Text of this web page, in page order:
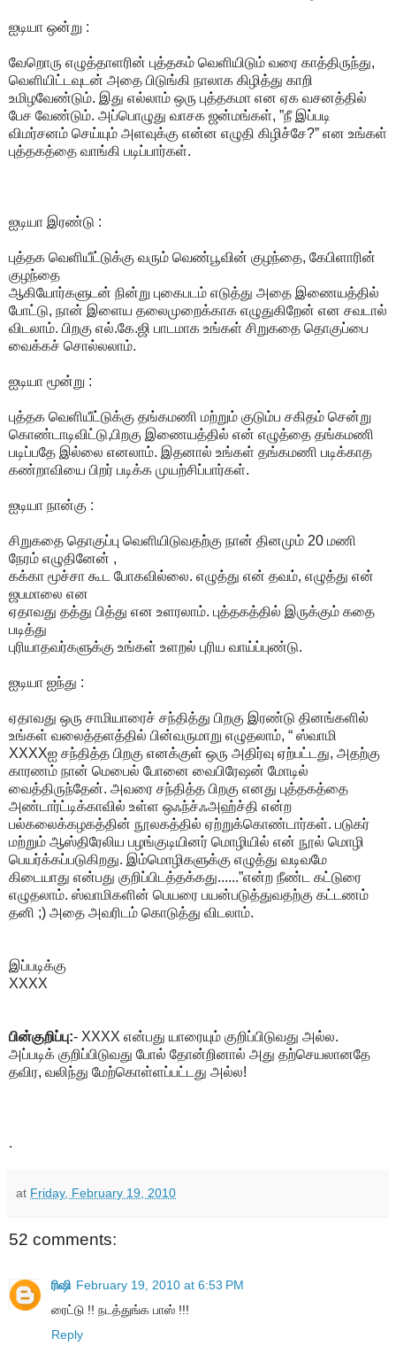
ஐடியா ஒன்று :
வேறொரு எழுத்தாளரின் புத்தகம் வெளியிடும் வரை காத்திருந்து,
வெளியிட்டவுடன் அதை பிடுங்கி நாலாக கிழித்து காறி
உமிழவேண்டும். இது எல்லாம் ஒரு புத்தகமா என ஏக வசனத்தில்
பேச வேண்டும். அப்பொழுது வாசக ஜன்மங்கள், ”நீ இப்படி
விமர்சனம் செய்யும் அளவுக்கு என்ன எழுதி கிழிச்சே?” என உங்கள்
புத்தகத்தை வாங்கி படிப்பார்கள்.
ஐடியா இரண்டு :
புத்தக வெளியீட்டுக்கு வரும் வெண்பூவின் குழந்தை, கேபிளாரின்
குழந்தை
ஆகியோர்களுடன் நின்று புகைபடம் எடுத்து அதை இணையத்தில்
போட்டு, நான் இளைய தலைமுறைக்காக எழுதுகிறேன் என சவடால்
விடலாம். பிறகு எல்.கே.ஜி பாடமாக உங்கள் சிறுகதை தொகுப்பை
வைக்கச் சொல்லலாம்.
ஐடியா மூன்று :
புத்தக வெளியீட்டுக்கு தங்கமணி மற்றும் குடும்ப சகிதம் சென்று
கொண்டாடிவிட்டு,பிறகு இணையத்தில் என் எழுத்தை தங்கமணி
படிப்பதே இல்லை எனலாம். இதனால் உங்கள் தங்கமணி படிக்காத
கண்றாவியை பிறர் படிக்க முயற்சிப்பார்கள்.
ஐடியா நான்கு :
சிறுகதை தொகுப்பு வெளியிடுவதற்கு நான் தினமும் 20 மணி
நேரம் எழுதினேன் ,
கக்கா மூச்சா கூட போகவில்லை. எழுத்து என் தவம், எழுத்து என்
ஜபமாலை என
ஏதாவது தத்து பித்து என உளரலாம். புத்தகத்தில் இருக்கும் கதை
படித்து
புரியாதவர்களுக்கு உங்கள் உளறல் புரிய வாய்ப்புண்டு.
ஐடியா ஐந்து :
ஏதாவது ஒரு சாமியாரைச் சந்தித்து பிறகு இரண்டு தினங்களில்
உங்கள் வலைத்தளத்தில் பின்வருமாறு எழுதலாம், “ ஸ்வாமி
XXXXஐ சந்தித்த பிறகு எனக்குள் ஒரு அதிர்வு ஏற்பட்டது, அதற்கு
காரணம் நான் மெபைல் போனை வைபிரேஷன் மோடில்
வைத்திருந்தேன். அவரை சந்தித்த பிறகு எனது புத்தகத்தை
அண்டார்ட்டிக்காவில் உள்ள ஒஃந்ச்ஃஅஹ்ச்தி என்ற
பல்கலைக்கழகத்தின் நூலகத்தில் ஏற்றுக்கொண்டார்கள். படுகர்
மற்றும் ஆஸ்திரேலிய பழங்குடியினர் மொழியில் என் நூல் மொழி
பெயர்க்கப்படுகிறது. இம்மொழிகளுக்கு எழுத்து வடிவமே
கிடையாது என்பது குறிப்பிடத்தக்கது......”என்ற நீண்ட கட்டுரை
எழுதலாம். ஸ்வாமிகளின் பெயரை பயன்படுத்துவதற்கு கட்டணம்
தனி ;) அதை அவரிடம் கொடுத்து விடலாம்.
இப்படிக்கு
XXXX
பின்குறிப்பு:- XXXX என்பது யாரையும் குறிப்பிடுவது அல்ல.
அப்படிக் குறிப்பிடுவது போல் தோன்றினால் அது தற்செயலானதே
தவிர, வலிந்து மேற்கொள்ளப்பட்டது அல்ல!
.
at Friday, February 19, 2010
52 comments:
ரிஷி February 19, 2010 at 6:53 PM
ரைட்டு !! நடத்துங்க பாஸ் !!!
Reply